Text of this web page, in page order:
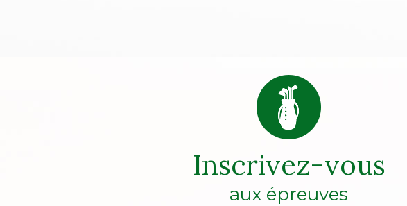
Inscrivez-vous
aux épreuves